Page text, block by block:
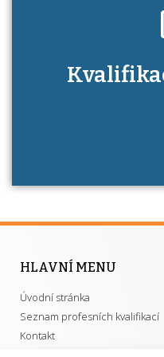
Kdo je to
má
HLAVNÍ MENU
Úvodní stránka
Seznam profesních kvalifikací
Kontakt